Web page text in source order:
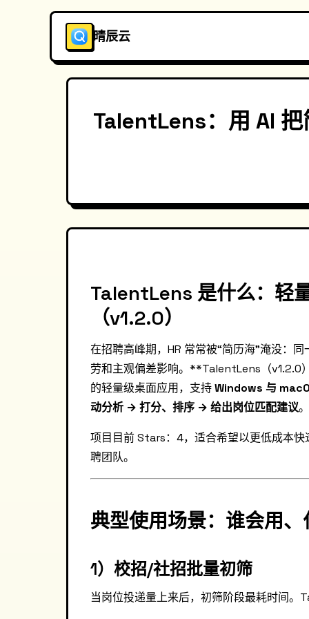
晴辰云
TalentLens：用 AI
TalentLens 是什么：轻
（v1.2.0）
在招聘高峰期，HR 常常被“简历海”淹没：
劳和主观偏差影响。**TalentLens（v1.2.0
的轻量级桌面应用，支持Windows 与
动分析 → 打分、排序 → 给出岗位匹配建议。
项目目前 Stars：4，适合希望以更低成本快
聘团队。
典型使用场景：谁会用
1）校招/社招批量初筛
当岗位投递量上来后，初筛阶段最耗时间。